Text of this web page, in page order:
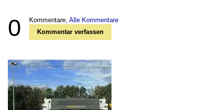
0 Kommentare, Alle Kommentare
Kommentar verfassen